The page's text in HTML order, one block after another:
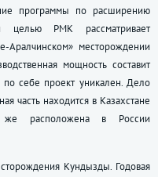
программы по расширению
целью РМК рассматривает
Аралчинском» месторождении
мощность составит
себе проект уникален. Дело
часть находится в Казахстане
же расположена в России
Кундызды. Годовая